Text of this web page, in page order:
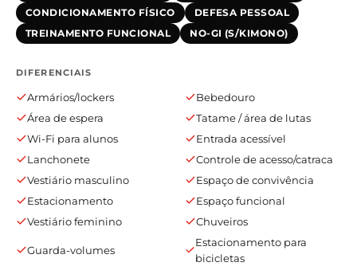
CONDICIONAMENTO FÍSICO
DEFESA PESSOAL
TREINAMENTO FUNCIONAL
NO-GI (S/KIMONO)
DIFERENCIAIS
Armários/lockers
Bebedouro
Área de espera
Tatame / área de lutas
Wi-Fi para alunos
Entrada acessível
Lanchonete
Controle de acesso/catraca
Vestiário masculino
Espaço de convivência
Estacionamento
Espaço funcional
Vestiário feminino
Chuveiros
Guarda-volumes
Estacionamento para
bicicletas